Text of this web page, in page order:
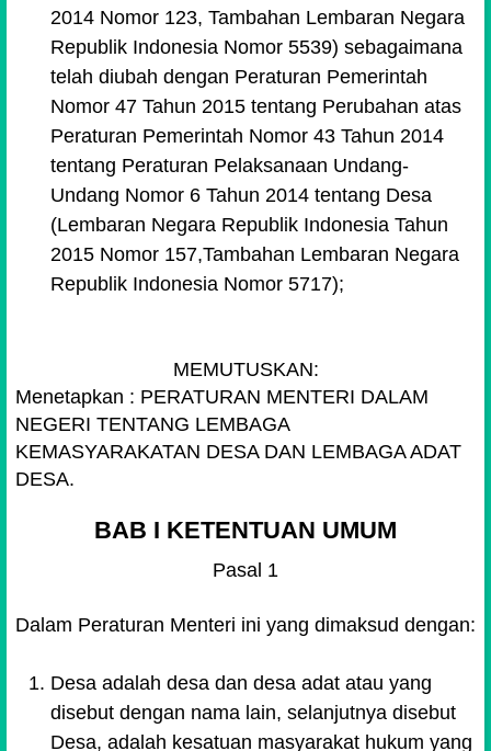
2014 Nomor 123, Tambahan Lembaran Negara
Republik Indonesia Nomor 5539) sebagaimana
telah diubah dengan Peraturan Pemerintah
Nomor 47 Tahun 2015 tentang Perubahan atas
Peraturan Pemerintah Nomor 43 Tahun 2014
tentang Peraturan Pelaksanaan Undang-
Undang Nomor 6 Tahun 2014 tentang Desa
(Lembaran Negara Republik Indonesia Tahun
2015 Nomor 157,Tambahan Lembaran Negara
Republik Indonesia Nomor 5717);
MEMUTUSKAN:
Menetapkan : PERATURAN MENTERI DALAM
NEGERI TENTANG LEMBAGA
KEMASYARAKATAN DESA DAN LEMBAGA ADAT
DESA.
BAB I KETENTUAN UMUM
Pasal 1
Dalam Peraturan Menteri ini yang dimaksud dengan:
Desa adalah desa dan desa adat atau yang
disebut dengan nama lain, selanjutnya disebut
Desa, adalah kesatuan masyarakat hukum yang